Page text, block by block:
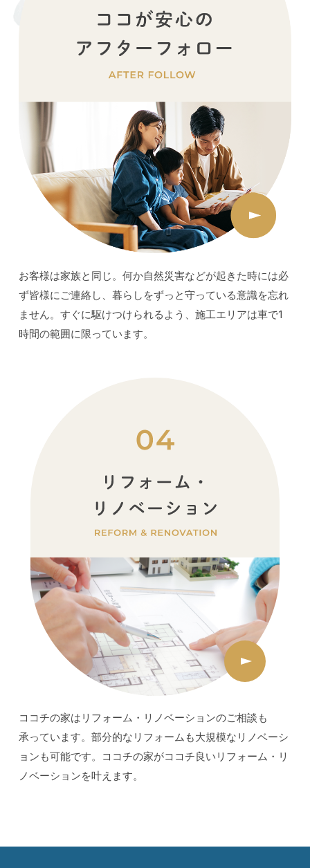
お客様は家族と同じ。何か自然災害などが起きた時には必
ず皆様にご連絡し、暮らしをずっと守っている意識を忘れ
ません。すぐに駆けつけられるよう、施工エリアは車で1
時間の範囲に限っています。
ココチの家はリフォーム・リノベーションのご相談も
承っています。部分的なリフォームも大規模なリノベーシ
ョンも可能です。ココチの家がココチ良いリフォーム・リ
ノベーションを叶えます。